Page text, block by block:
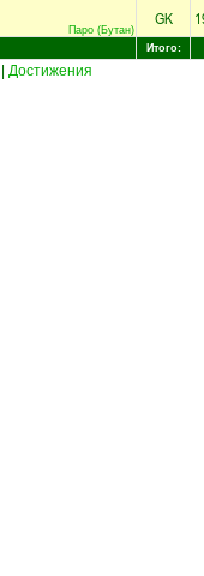
Паро (Бутан)
GK
Итого:
Достижения